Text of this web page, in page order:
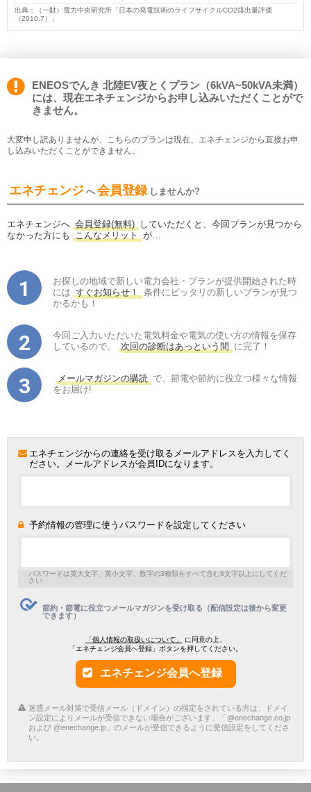
出典：（一財）電力中央研究所「日本の発電技術のライフサイクルCO2排出量評価
（2010.7）」
ENEOSでんき 北陸EV夜とくプラン（6kVA~50kVA未満）
には、現在エネチェンジからお申し込みいただくことがで
きません。
大変申し訳ありませんが、こちらのプランは現在、エネチェンジから直接お申
し込みいただくことができません。
エネチェンジ へ 会員登録 しませんか?
エネチェンジへ 会員登録(無料) していただくと、今回プランが見つから
なかった方にも
こんなメリット が…
お探しの地域で新しい電力会社・プランが提供開始された時
には すぐお知らせ！
条件にピッタリの新しいプランが見つ
かるかも！
今回ご入力いただいた電気料金や電気の使い方の情報を保存
しているので、
次回の診断はあっという間 に完了！
メールマガジンの購読 で、節電や節約に役立つ様々な情報
をお届け!
エネチェンジからの連絡を受け取るメールアドレスを入力してく
ださい。メールアドレスが会員IDになります。
予約情報の管理に使うパスワードを設定してください
パスワードは英大文字、英小文字、数字の3種類をすべて含む8文字以上にしてくだ
さい
節約・節電に役立つメールマガジンを受け取る（配信設定は後から変更
できます）
「個人情報の取扱いについて」
に同意の上、
「エネチェンジ会員へ登録」ボタンを押してください。
エネチェンジ会員へ登録
迷惑メール対策で受信メール（ドメイン）の指定をされている方は、ドメイ
ン設定によりメールが受信できない場合がございます。「@enechange.co.jp
および @enechange.jp」のメールが受信できるように受信設定をしてくださ
い。